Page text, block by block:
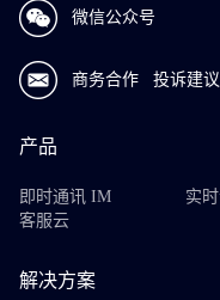
微信公众号
商务合作 投诉建议
产品
即时通讯 IM 实
客服云
解决方案